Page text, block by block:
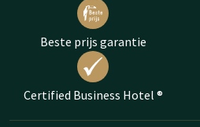
Beste prijs garantie
Certified Business Hotel ®